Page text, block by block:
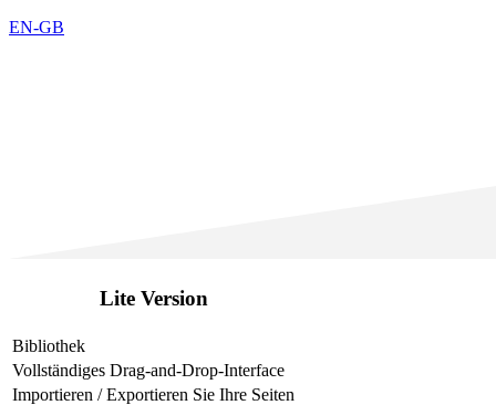
EN-GB
Lite Version
Bibliothek
Vollständiges Drag-and-Drop-Interface
Importieren / Exportieren Sie Ihre Seiten